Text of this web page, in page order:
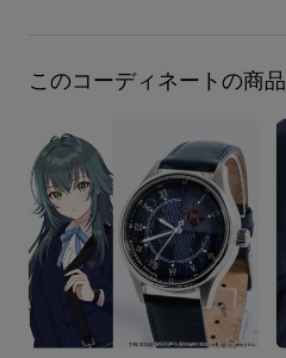
このコーディネートの商品